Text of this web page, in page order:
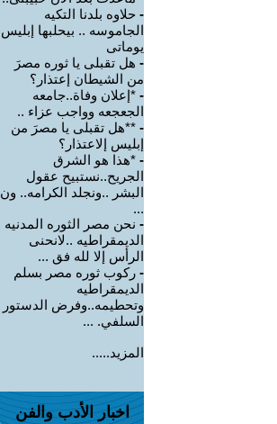
- حلاوه بلدنا التكيه
الجاموسه .. بيحلبها إبليس
يوماتى
- هل تقبلى يا ثوره مصرَ
من الشيطان إعتذار؟
- *إعلان وفاة..جامعه
الجعجعه وواجب عزاء ..
- **هل تقبلى يا مصرَ من
إبليس إلاعتذار؟
- *هذا هو الشرق
الجريح..نستبيح عقول
البشر ..ونجلد الكرامه.. ون
...
- نحن مصر الثوره المدنيه
الديمقراطيه ..لانحنى
الرأس إلا لله فق ...
- ركوب ثوره مصر بسلم
الديمقراطيه
وتحطيمه..وفرض الدستور
السلفي. ...
المزيد.....
اخبار الأدب والفن